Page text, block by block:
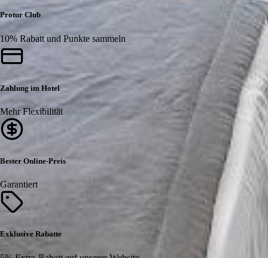
Protur Club
10% Rabatt und Punkte sammeln
Zahlung im Hotel
Mehr Flexibilität
Bester Online-Preis
Garantiert
Exklusive Rabatte